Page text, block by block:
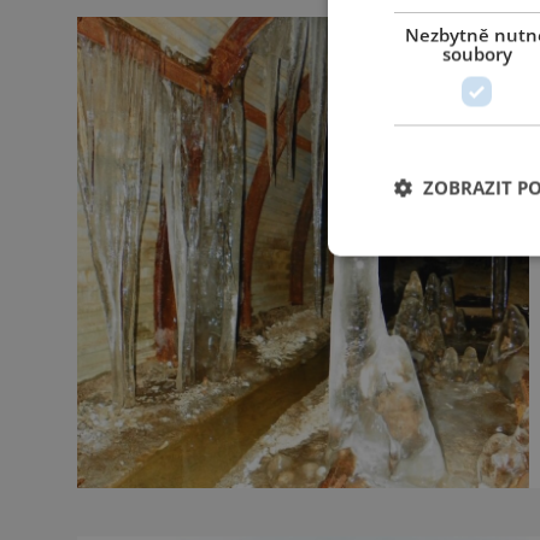
Nezbytně
soubory
ZOBRAZIT